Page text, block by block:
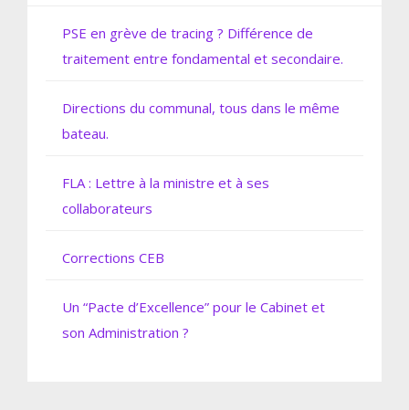
PSE en grève de tracing ? Différence de
traitement entre fondamental et secondaire.
Directions du communal, tous dans le même
bateau.
FLA : Lettre à la ministre et à ses
collaborateurs
Corrections CEB
Un “Pacte d’Excellence” pour le Cabinet et
son Administration ?